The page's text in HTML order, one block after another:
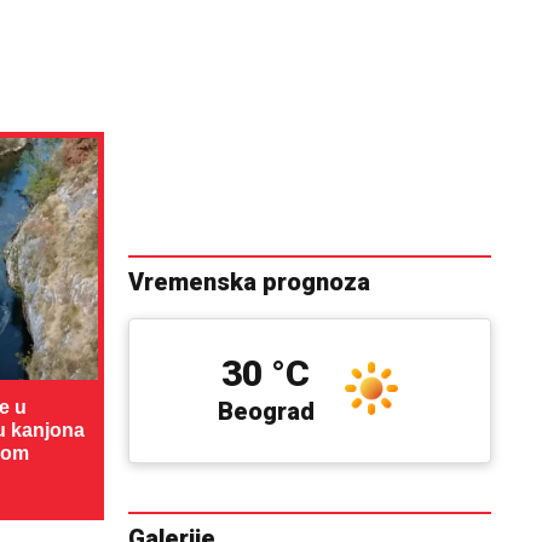
u
kanjona
Vremenska prognoza
Beograd
30 °C